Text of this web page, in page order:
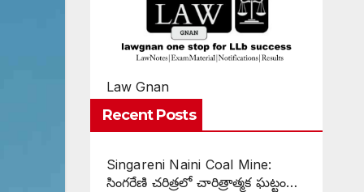
Law Gnan
Recent Posts
Singareni Naini Coal Mine:
సింగరేణి చరిత్రలో చారిత్రాత్మక ఘట్టం…